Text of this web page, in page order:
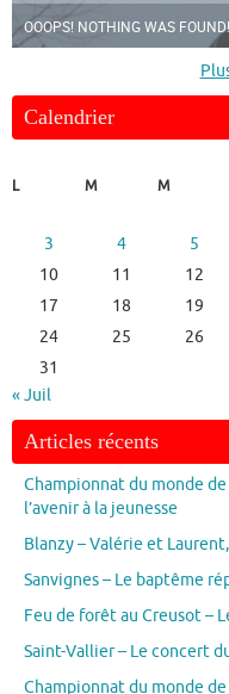
OOOPS! NOTHING WAS FOUND!
Calendrier
L
M M
3
4 5
10
11 12
17
18 19
24
25 26
31
« Juil
Articles récents
Championnat du monde
l’avenir à la jeunesse
Blanzy – Valérie et
Sanvignes – Le baptême
Feu de forêt au Creusot –
Saint-Vallier – Le concert
Championnat du monde